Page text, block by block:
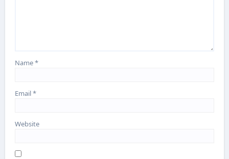
Name*
Email*
Website